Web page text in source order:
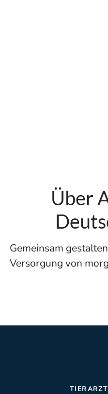
Über
Gemeinsam
Versorgung von
TIERARZT